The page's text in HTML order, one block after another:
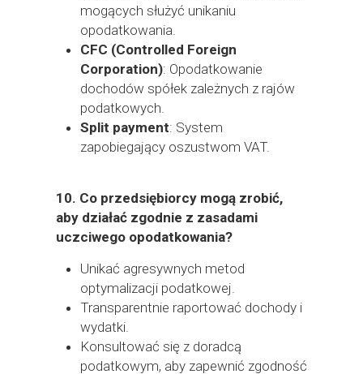
mogących służyć unikaniu
opodatkowania.
CFC (Controlled Foreign
Corporation): Opodatkowanie
dochodów spółek zależnych z rajów
podatkowych.
Split payment: System
zapobiegający oszustwom VAT.
10. Co przedsiębiorcy mogą zrobić,
aby działać zgodnie z zasadami
uczciwego opodatkowania?
Unikać agresywnych metod
optymalizacji podatkowej.
Transparentnie raportować dochody i
wydatki.
Konsultować się z doradcą
podatkowym, aby zapewnić zgodność